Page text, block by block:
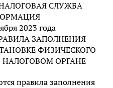
СЛУЖБА
2023 года
ЗАПОЛНЕНИЯ
ФИЗИЧЕСКОГО
НАЛОГОВОМ ОРГАНЕ
правила заполнения